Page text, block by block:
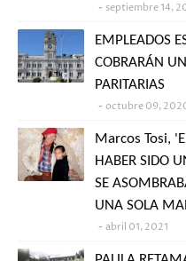
septiembre 14,
EMPLEADOS
COBRARÁN
PARITARIAS
octubre 09,
Marcos Tosi,
HABER SIDO
SE
UNA SOLA
abril 01, 2021